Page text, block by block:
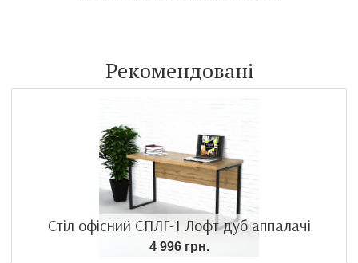
Рекомендовані
Стіл офісний СПЛГ-1 Лофт дуб аппалачі
4 996 грн.